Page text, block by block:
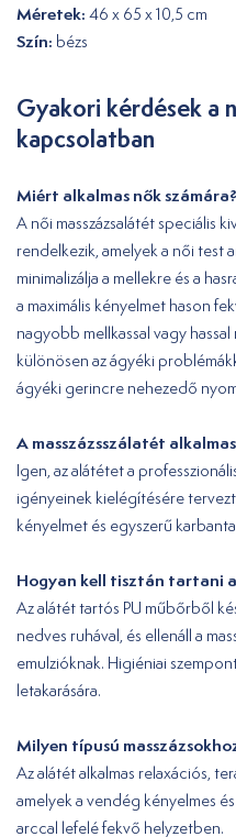
Méretek: 46 x 65 x 10,5 cm
Szín: bézs
Gyakori kérdések a
kapcsolatban
Miért alkalmas nők számára?
A női masszázsalátét speciális
rendelkezik, amelyek a női test
minimalizálja a mellekre és a
a maximális kényelmet hason
nagyobb mellkassal vagy
különösen az ágyéki
ágyéki gerincre nehezedő
A masszázsszálatét
Igen, az alátétet a
igényeinek kielégítésére
kényelmet és egyszerű
Hogyan kell tisztán tartani
Az alátét tartós PU műbőrből
nedves ruhával, és ellenáll a
emulzióknak. Higiéniai
letakarására.
Milyen típusú
Az alátét alkalmas relaxációs,
amelyek a vendég kényelmes
arccal lefelé fekvő helyzetben.